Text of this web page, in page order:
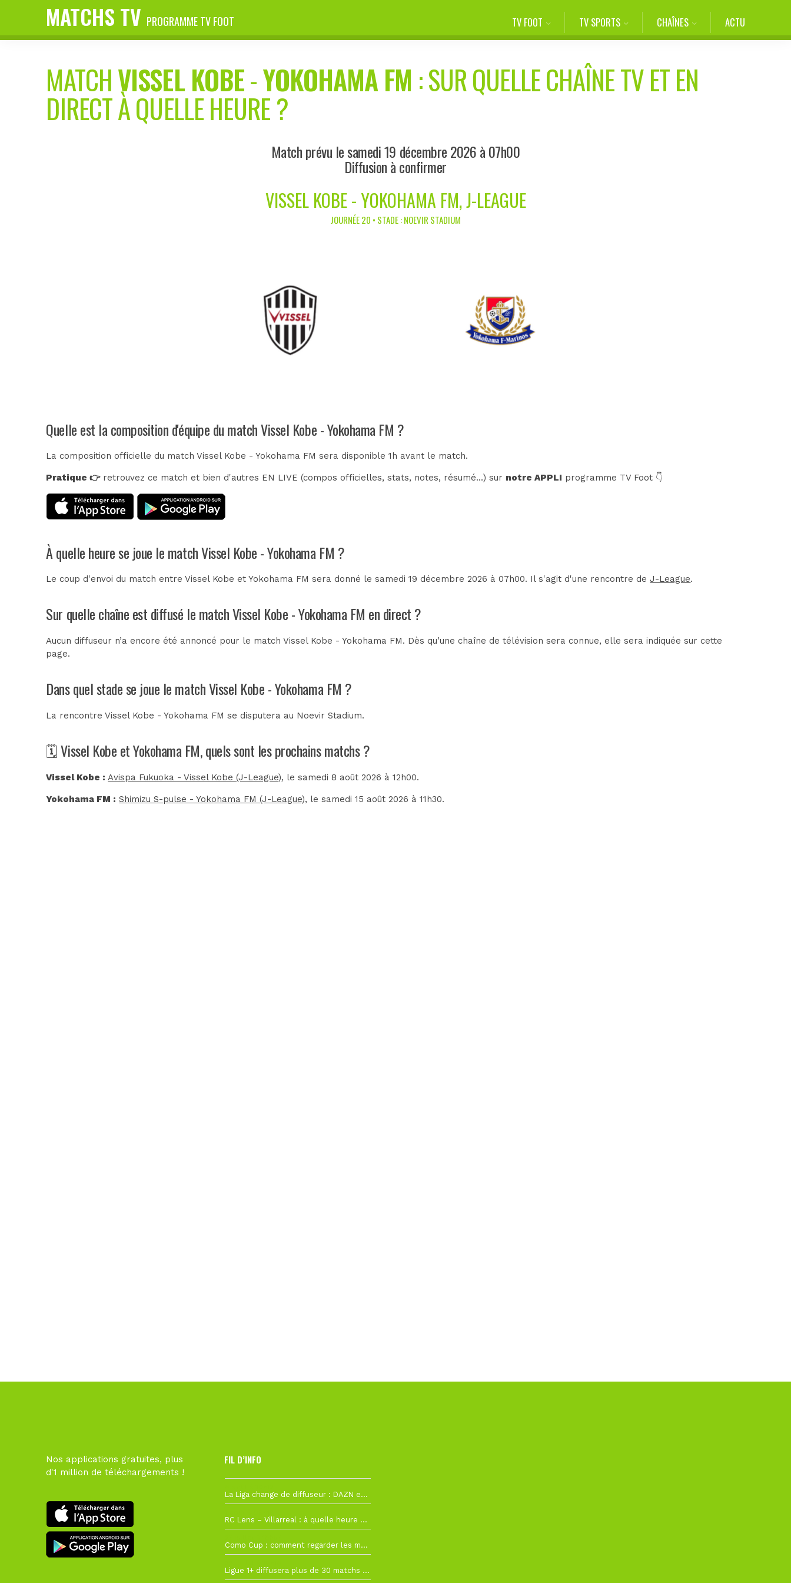
MATCHS TV PROGRAMME TV FOOT TV FOOT TV SPORTS CHAÎNES ACTU
MATCHVISSEL KOBE-YOKOHAMA FM : SUR QUELLE CHAÎNE TV ET EN
DIRECT À QUELLE HEURE ?
Match prévu le samedi 19 décembre 2026 à 07h00
Diffusion à confirmer
VISSEL KOBE - YOKOHAMA FM, J-LEAGUE
JOURNÉE 20 • STADE : NOEVIR STADIUM
Quelle est la composition d'équipe du match Vissel Kobe - Yokohama FM ?
La composition officielle du match Vissel Kobe - Yokohama FM sera disponible 1h avant le match.
Pratique 👉retrouvez ce match et bien d'autres EN LIVE (compos officielles, stats, notes, résumé...) sur notre APPLI programme TV Foot 👇
À quelle heure se joue le match Vissel Kobe - Yokohama FM ?
Le coup d'envoi du match entre Vissel Kobe et Yokohama FM sera donné le samedi 19 décembre 2026 à 07h00. Il s'agit d'une rencontre deJ-League.
Sur quelle chaîne est diffusé le match Vissel Kobe - Yokohama FM en direct ?
Aucun diffuseur n’a encore été annoncé pour le match Vissel Kobe - Yokohama FM. Dès qu’une chaîne de télévision sera connue, elle sera indiquée sur cette
page.
Dans quel stade se joue le match Vissel Kobe - Yokohama FM ?
La rencontre Vissel Kobe - Yokohama FM se disputera au Noevir Stadium.
🗓️ Vissel Kobe et Yokohama FM, quels sont les prochains matchs ?
Vissel Kobe : Avispa Fukuoka - Vissel Kobe (J-League), le samedi 8 août 2026 à 12h00.
Yokohama FM : Shimizu S-pulse - Yokohama FM (J-League), le samedi 15 août 2026 à 11h30.
Nos applications gratuites, plus
d'1 million de téléchargements !
FIL D’INFO
La Liga change de diffuseur : DAZN et Disney+ remplacent beIN Sports !
RC Lens – Villarreal : à quelle heure et sur quelle chaîne voir la finale de la Como Cup ?
Como Cup : comment regarder les matchs du RC Lens en direct ?
Ligue 1+ diffusera plus de 30 matchs amicaux avant la reprise de la Ligue 1